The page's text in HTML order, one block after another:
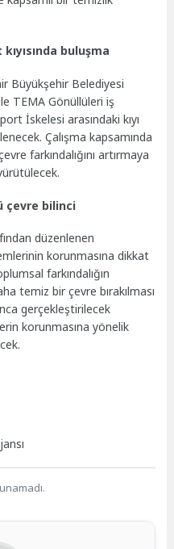
buluşma
Büyükşehir Belediyesi
TEMA Gönüllüleri iş
İskelesi arasındaki kıyı
Çalışma kapsamında
farkındalığını artırmaya
çevre bilinci
düzenlenen
korunmasına dikkat
farkındalığın
temiz bir çevre bırakılması
gerçekleştirilecek
korunmasına yönelik